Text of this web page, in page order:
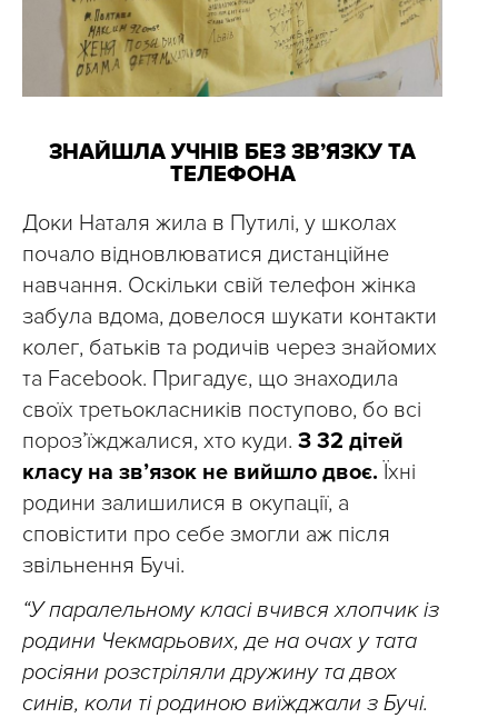
ЗНАЙШЛА УЧНІВ БЕЗ ЗВ’ЯЗКУ ТА
ТЕЛЕФОНА
Доки Наталя жила в Путилі, у школах
почало відновлюватися дистанційне
навчання. Оскільки свій телефон жінка
забула вдома, довелося шукати контакти
колег, батьків та родичів через знайомих
та Facebook. Пригадує, що знаходила
своїх третьокласників поступово, бо всі
пороз’їжджалися, хто куди. З 32 дітей
класу на зв’язок не вийшло двоє. Їхні
родини залишилися в окупації, а
сповістити про себе змогли аж після
звільнення Бучі.
“У паралельному класі вчився хлопчик із
родини Чекмарьових, де на очах у тата
росіяни розстріляли дружину та двох
синів, коли ті родиною виїжджали з Бучі.